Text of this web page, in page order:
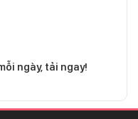
ngày, tải ngay!